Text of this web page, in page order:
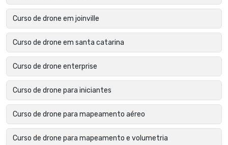
Curso de drone em joinville
Curso de drone em santa catarina
Curso de drone enterprise
Curso de drone para iniciantes
Curso de drone para mapeamento aéreo
Curso de drone para mapeamento e volumetria